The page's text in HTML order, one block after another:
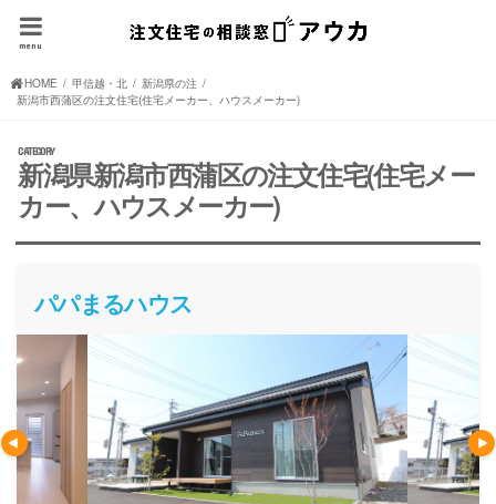
menu
HOME 甲信越・北陸の注文住宅(住宅メーカー、ハウスメーカー)
新潟県の注文住宅(住宅メーカー、ハウスメーカー)
新潟市西蒲区の注文住宅(住宅メーカー、ハウスメーカー)
新潟県新潟市西蒲区の注文住宅(住宅メー
カー、ハウスメーカー)
パパまるハウス